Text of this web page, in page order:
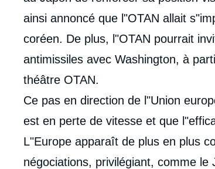
ainsi annoncé que l"OTAN allait
coréen. De plus, l"OTAN pourrait
antimissiles avec Washington, à
théâtre OTAN.
Ce pas en direction de l"Union
est en perte de vitesse et que
L"Europe apparaît de plus en plus
négociations, privilégiant, comme